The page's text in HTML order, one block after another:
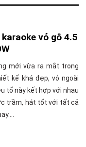
vỏ gỗ 4.5
mới vừa ra mắt trong
kế khá đẹp, vỏ ngoài
tố này kết hợp với nhau
trầm, hát tốt với tất cả